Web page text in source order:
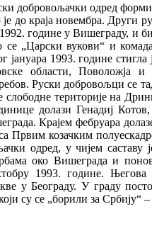
добровољачки одред
је до краја новембра. Други
године у Вишеграду, и
се „Царски вукови“ и
јануара 1993. године
области, Поволожја
Руски добровољци се
слободне територије на
долази Генадиј
Крајем фебруара
Првим козачким
одред, у чијем
око Вишеграда и
1993. године. Његова
у Београду. У граду
су се „борили за Србију“